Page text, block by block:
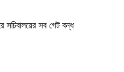
সচিবালয়ের সব গেট বন্ধ